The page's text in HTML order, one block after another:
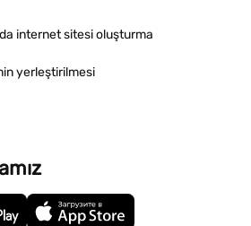
internet sitesi oluşturma
yerleştirilmesi